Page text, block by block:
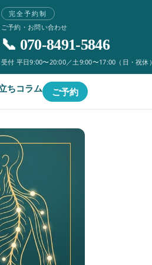
完全予約制
ご予約・お問い合わせ
📞 070-8491-5846
受付 平日9:00〜20:00／土9:00〜17:00（日・祝休）
ちコラム ご予約